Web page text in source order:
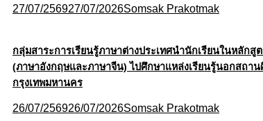
27/07/256927/07/2026Somsak Prakotmak
กลุ่มสาระการเรียนรู้ภาษาต่างประเทศนำนักเรียนในหลักสู
(ภาษาอังกฤษและภาษาจีน) ไปศึกษาแหล่งเรียนรู้นอกสถา
กรุงเทพมหานคร
26/07/256926/07/2026Somsak Prakotmak